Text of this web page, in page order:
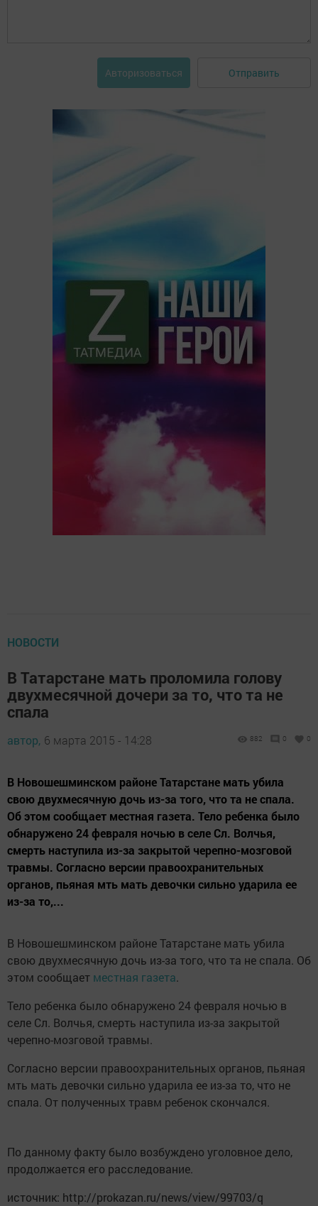
Авторизоваться Отправить
НОВОСТИ
В Татарстане мать проломила голову
двухмесячной дочери за то, что та не
спала
автор, 6 марта 2015 - 14:28 882 0 0
В Новошешминском районе Татарстане мать убила
свою двухмесячную дочь из-за того, что та не спала.
Об этом сообщает местная газета. Тело ребенка было
обнаружено 24 февраля ночью в селе Сл. Волчья,
смерть наступила из-за закрытой черепно-мозговой
травмы. Согласно версии правоохранительных
органов, пьяная мть мать девочки сильно ударила ее
из-за то,...
В Новошешминском районе Татарстане мать убила
свою двухмесячную дочь из-за того, что та не спала. Об
этом сообщает местная газета.
Тело ребенка было обнаружено 24 февраля ночью в
селе Сл. Волчья, смерть наступила из-за закрытой
черепно-мозговой травмы.
Согласно версии правоохранительных органов, пьяная
мть мать девочки сильно ударила ее из-за то, что не
спала. От полученных травм ребенок скончался.
По данному факту было возбуждено уголовное дело,
продолжается его расследование.
источник: http://prokazan.ru/news/view/99703/q